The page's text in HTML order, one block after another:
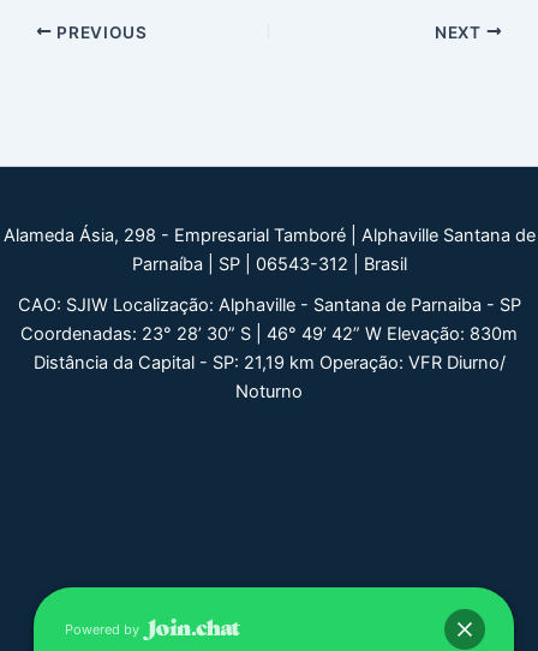
Post
PREVIOUS NEXT
Alameda Ásia, 298 - Empresarial Tamboré | Alphaville Santana de
Parnaíba | SP | 06543-312 | Brasil
CAO: SJIW Localização: Alphaville - Santana de Parnaiba - SP
Coordenadas: 23° 28’ 30” S | 46° 49’ 42” W Elevação: 830m
Distância da Capital - SP: 21,19 km Operação: VFR Diurno/
Noturno
Powered by